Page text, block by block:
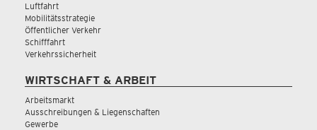
Luftfahrt
Mobilitätsstrategie
Öffentlicher Verkehr
Schifffahrt
Verkehrssicherheit
WIRTSCHAFT & ARBEIT
Arbeitsmarkt
Ausschreibungen & Liegenschaften
Gewerbe